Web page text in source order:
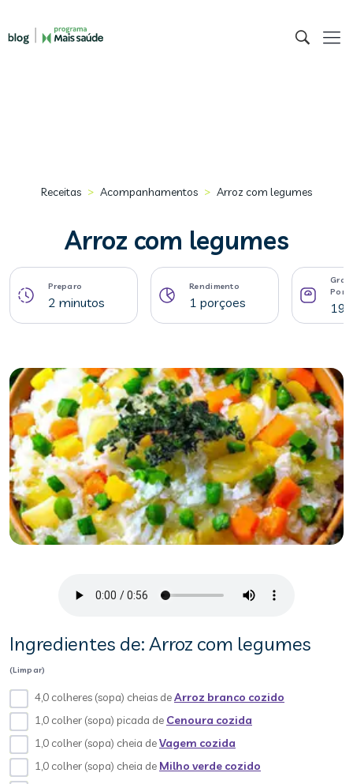
Receitas > Acompanhamentos > Arroz com legumes
Arroz com legumes
Preparo
2 minutos
Rendimento
1 porçoes
Ingredientes de: Arroz com legumes
(Limpar)
4,0 colheres (sopa) cheias deArroz branco cozido
1,0 colher (sopa) picada de Cenoura cozida
1,0 colher (sopa) cheia deVagem cozida
1,0 colher (sopa) cheia de Milho verde cozido